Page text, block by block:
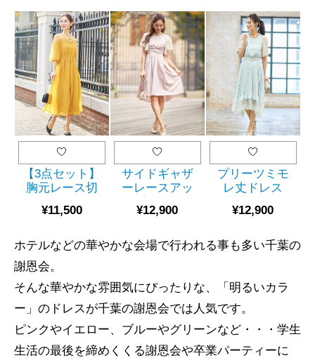
（SET2023）
（SET2012）
【3点セット】
胸元レース切
ドレス
¥11,500
サイドギャザ
ーレースアッ
（SET0679)
¥12,900
プリーツミモ
レ丈ドレス
¥12,900
ホテルなどの華やかな会場で行われる事も多い千葉の
謝恩会。
そんな華やかな雰囲気にぴったりな、「明るいカラ
ー」のドレスが千葉の謝恩会では人気です。
ピンクやイエロー、ブルーやグリーンなど・・・学生
生活の最後を締めくくる謝恩会や卒業パーティーに